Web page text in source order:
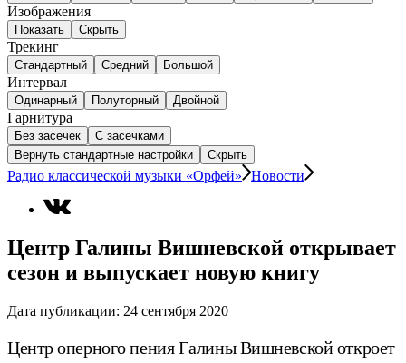
Изображения
Показать Скрыть
Трекинг
Стандартный Средний Большой
Интервал
Одинарный Полуторный Двойной
Гарнитура
Без засечек
С засечками
Вернуть стандартные настройки
Скрыть
Радио классической музыки «Орфей» Новости
Центр Галины Вишневской открывает
сезон и выпускает новую книгу
Дата публикации: 24 сентября 2020
Центр оперного пения Галины Вишневской откроет